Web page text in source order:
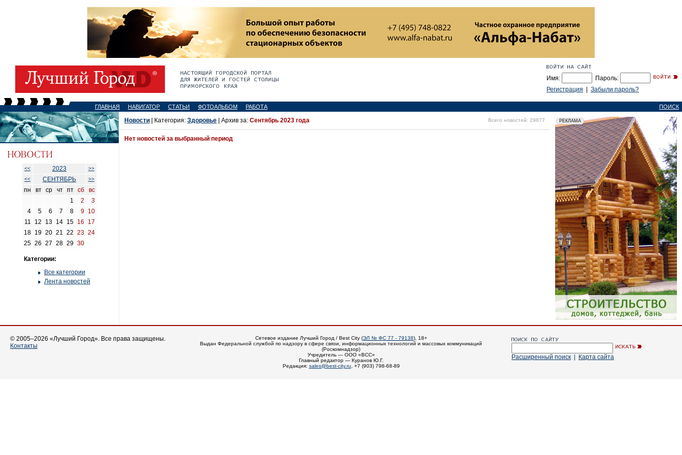
Имя:
Пароль:
Регистрация
Забыли пароль?
ГЛАВНАЯ НАВИГАТОР СТАТЬИ ФОТОАЛЬБОМ РАБОТА ПОИСК
<< 2023
>>
<<
СЕНТЯБРЬ >>
пн вт ср чт пт сб
вс
1
2
3
4
5 6 7 8 9 10
11
12 13 14 15 16
17
18 19 20 21 22 23 24
25 26 27 28 29 30
Категории:
Все категории
Лента новостей
Новости | Категория: Здоровье | Архив за: Сентябрь 2023 года Всего новостей: 29877
Нет новостей за выбранный период
© 2005–2026 «Лучший Город». Все права защищены.
Контакты
Сетевое издание Лучший Город / Best City (ЭЛ № ФС 77 - 79138), 18+
Выдан Федеральной службой по надзору в сфере связи, информационных технологий и массовых коммуникаций
(Роскомнадзор)
Учредитель — ООО «ВСС»
Главный редактор — Куранов Ю.Г.
Редакция: sales@best-city.ru , +7 (903) 798-68-89
Расширенный поиск Карта сайта